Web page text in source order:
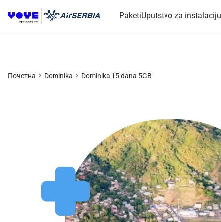
PaketiUputstvo za instalaciju
Почетна Dominika Dominika 15 dana 5GB